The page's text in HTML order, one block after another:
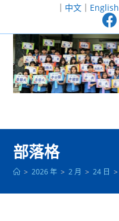
至
｜ 中文｜ English
部落格
> 2026 年 > 2 月 > 24 日 >